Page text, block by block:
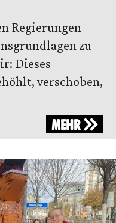
Regierungen
zu
Dieses
verschoben,
MEHR